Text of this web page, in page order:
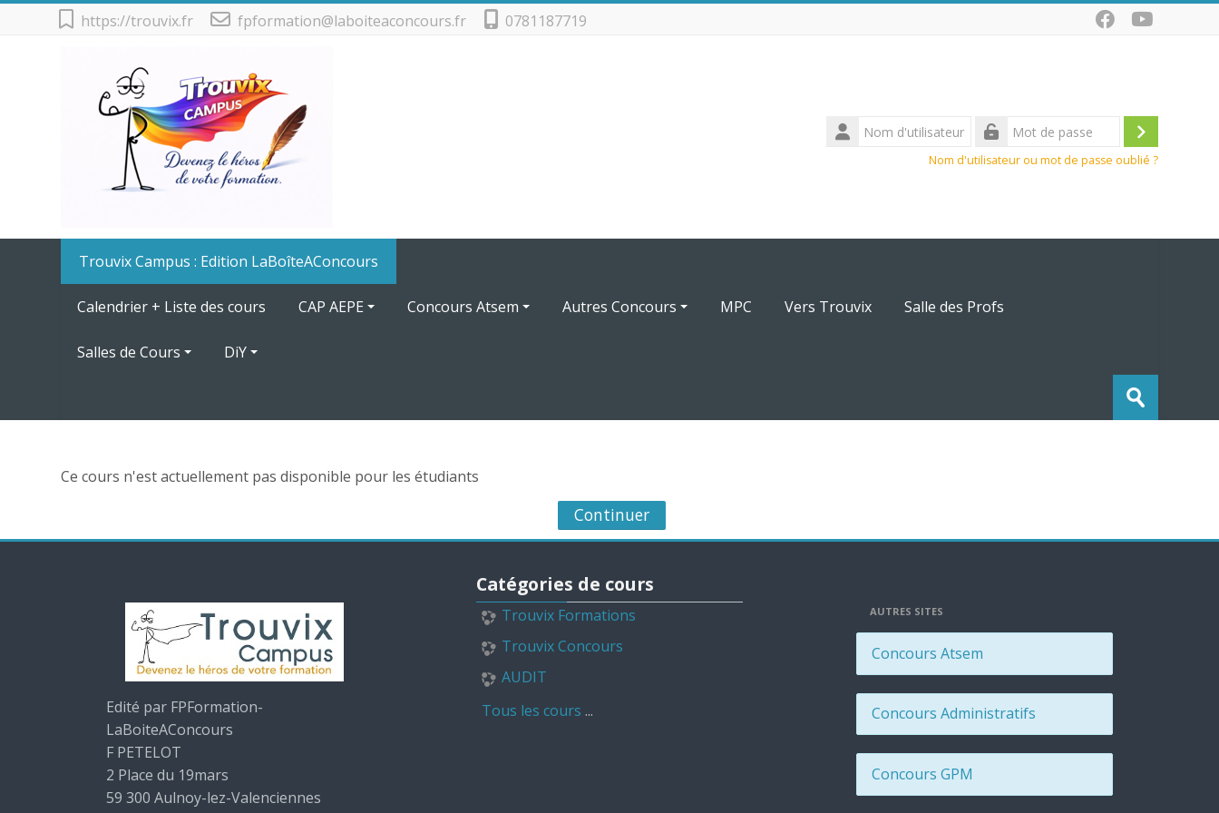
Passer au contenu principal
https://trouvix.fr fpformation@laboiteaconcours.fr 0781187719
Nom
d'utilisateur
Nom d'utilisateur ou mot de passe oublié ?
Trouvix Campus : Edition LaBoîteAConcours
Calendrier + Liste des cours CAP AEPE Concours Atsem Autres Concours MPC Vers Trouvix Salle des Profs
Salles de Cours DiY
Envoyer
Ce cours n'est actuellement pas disponible pour les étudiants
Continuer
Edité par FPFormation-
LaBoiteAConcours
F PETELOT
2 Place du 19mars
59 300 Aulnoy-lez-Valenciennes
Catégories de cours
Trouvix Formations
Trouvix Concours
AUDIT
Tous les cours ...
AUTRES SITES
Concours Atsem
Concours Administratifs
Concours GPM